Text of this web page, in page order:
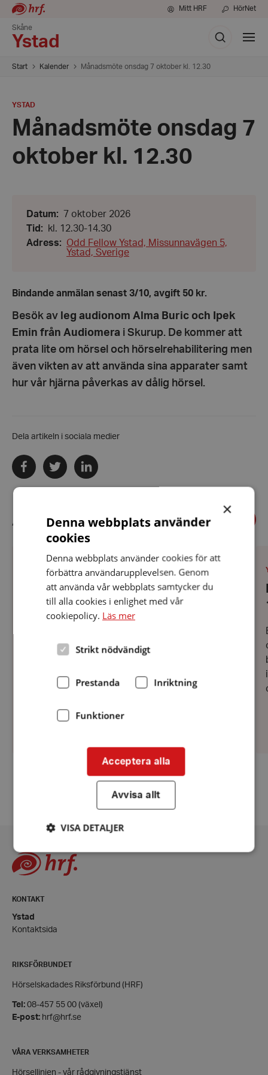
Mitt HRF HörNet
Skåne
Ystad
Sök
Visa
meny
Start Kalender Månadsmöte onsdag 7 oktober kl. 12.30
PLATS:
YSTAD
Månadsmöte onsdag 7
oktober kl. 12.30
Datum: Datum:
7
oktober
2026
7 oktober 2026
Tid :
Från:
12.30
kl. 12.30-14.30
Adress:
Odd Fellow Ystad, Missunnavägen 5,
Ystad, Sverige
Bindande anmälan senast 3/10, avgift 50 kr.
Besök av leg audionom Alma Buric och Ipek
Emin från Audiomera i Skurup. De kommer att
prata lite om hörsel och hörselrehabilitering men
även vikten av att använda sina apparater samt
hur vår hjärna påverkas av dålig hörsel.
Dela artikeln i sociala medier
Dela
via
facebook
Dela
via
twitter
Dela
via
linkedin
Annat på gång
Tomtemuseum
Hallsbergs
augusti
Datum:
augusti
2026
12 augusti 2026
Resa till Sjöbo Tomtemuseum och
Hallsbergs gård onsdag 12 augusti
antal Subventionerat pris 450 kr betalas senast
museerna, lunch och eftermiddagskaffe.Avresa
från Ohlssons Basar Ystad 08.15, Lidl ́s parkering
Fler aktiviteter
KONTAKT
Ystad
Kontaktsida
RIKSFÖRBUNDET
Hörselskadades Riksförbund (HRF)
Tel: 08-457 55 00 (växel)
E-post: hrf@hrf.se
VÅRA VERKSAMHETER
Hörsellinjen - vår rådgivningstjänst
×
Denna webbplats använder
cookies
Denna webbplats använder cookies för att
förbättra användarupplevelsen. Genom
att använda vår webbplats samtycker du
till alla cookies i enlighet med vår
cookiepolicy. Läs mer
Strikt nödvändigt
Prestanda Inriktning
Funktioner
Acceptera alla
Avvisa allt
VISA DETALJER
Strikt nödvändigt
kärnwebbplatsfunktioner som användarinloggning
Namn